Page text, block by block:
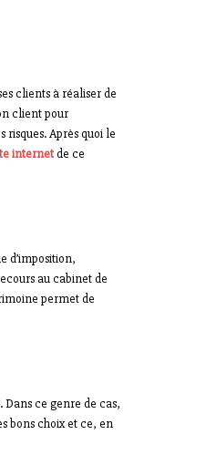
clients à réaliser de
client pour
risques. Après quoi le
internetde ce
d’imposition,
au cabinet de
permet de
ce genre de cas,
bons choix et ce, en